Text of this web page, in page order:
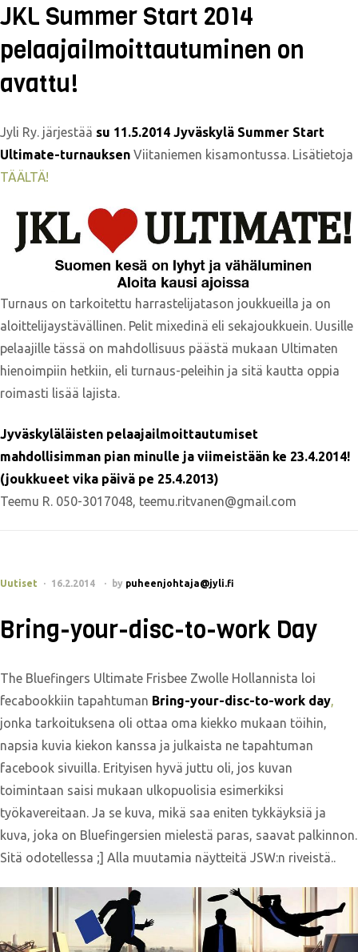
JKL Summer Start 2014
pelaajailmoittautuminen on
avattu!
Jyli Ry. järjestää su 11.5.2014 Jyväskylä Summer Start
Ultimate-turnauksen Viitaniemen kisamontussa. Lisätietoja
TÄÄLTÄ!
Turnaus on tarkoitettu harrastelijatason joukkueilla ja on
aloittelijaystävällinen. Pelit mixedinä eli sekajoukkuein. Uusille
pelaajille tässä on mahdollisuus päästä mukaan Ultimaten
hienoimpiin hetkiin, eli turnaus-peleihin ja sitä kautta oppia
roimasti lisää lajista.
Jyväskyläläisten pelaajailmoittautumiset
mahdollisimman pian minulle ja viimeistään ke 23.4.2014!
(joukkueet vika päivä pe 25.4.2013)
Teemu R. 050-3017048, teemu.ritvanen@gmail.com
Uutiset 16.2.2014 by puheenjohtaja@jyli.fi
Bring-your-disc-to-work Day
The Bluefingers Ultimate Frisbee Zwolle Hollannista loi
fecabookkiin tapahtuman Bring-your-disc-to-work day,
jonka tarkoituksena oli ottaa oma kiekko mukaan töihin,
napsia kuvia kiekon kanssa ja julkaista ne tapahtuman
facebook sivuilla. Erityisen hyvä juttu oli, jos kuvan
toimintaan saisi mukaan ulkopuolisia esimerkiksi
työkavereitaan. Ja se kuva, mikä saa eniten tykkäyksiä ja
kuva, joka on Bluefingersien mielestä paras, saavat palkinnon.
Sitä odotellessa ;] Alla muutamia näytteitä JSW:n riveistä..